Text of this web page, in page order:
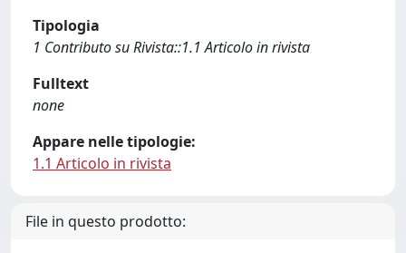
Tipologia
1 Contributo su Rivista::1.1 Articolo in rivista
Fulltext
none
Appare nelle tipologie:
1.1 Articolo in rivista
File in questo prodotto: